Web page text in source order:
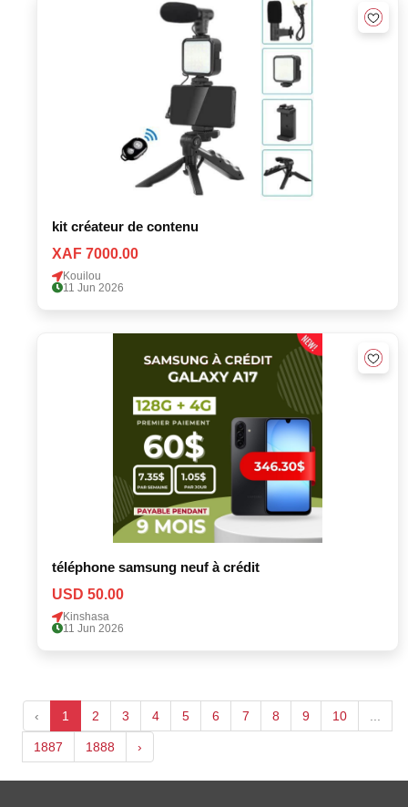
kit créateur de contenu
XAF 7000.00
Kouilou
11 Jun 2026
téléphone samsung neuf à crédit
USD 50.00
Kinshasa
11 Jun 2026
‹ 1 2 3 4 5 6 7 8 9 10
1887 1888 ›